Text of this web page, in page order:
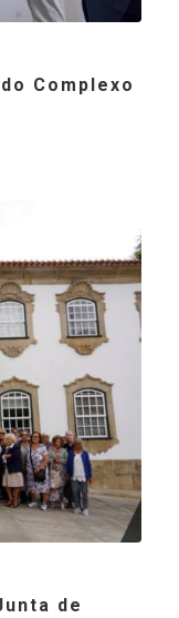
Complexo
de